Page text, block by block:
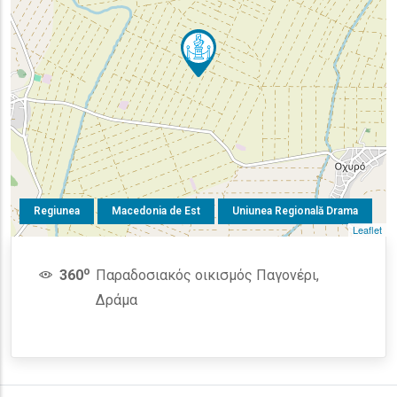
Regiunea Macedonia de Est Uniunea Regională Drama
Leaflet
360o
Παραδοσιακός οικισμός Παγονέρι,
Δράμα